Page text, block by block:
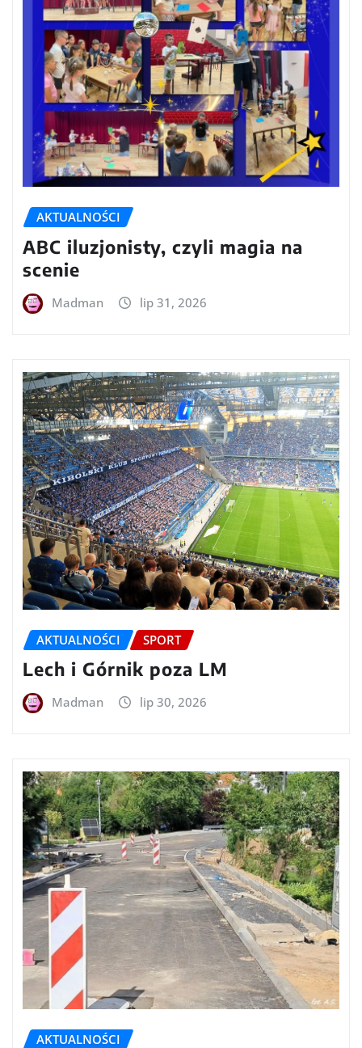
AKTUALNOŚCI
ABC iluzjonisty, czyli magia na
scenie
Madman lip 31, 2026
AKTUALNOŚCI SPORT
Lech i Górnik poza LM
Madman lip 30, 2026
AKTUALNOŚCI